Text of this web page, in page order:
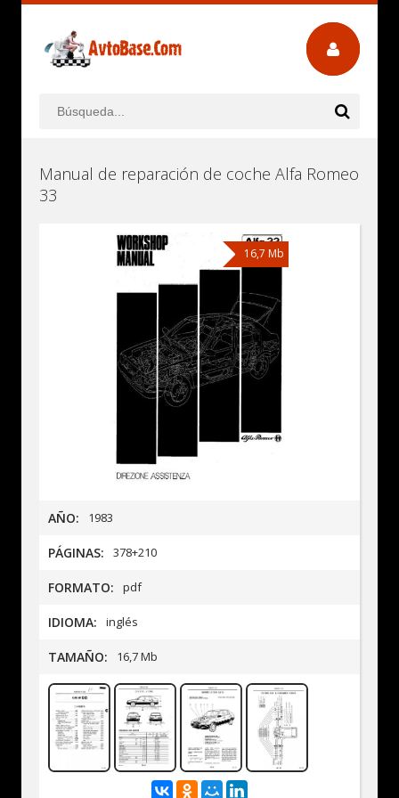
Manual de reparación de coche Alfa Romeo
33
16,7 Mb
AÑO: 1983
PÁGINAS: 378+210
FORMATO: pdf
IDIOMA: inglés
TAMAÑO: 16,7 Mb